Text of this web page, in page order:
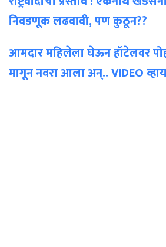
निवडणूक लढवावी, पण कुठून??
आमदार महिलेला घेऊन हॉटेलवर
मागून नवरा आला अन्.. VIDEO